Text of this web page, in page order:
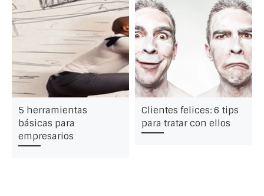
5 herramientas
básicas para
empresarios
Clientes felices: 6 tips
para tratar con ellos